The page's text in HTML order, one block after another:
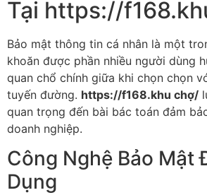
Tại https://
Bảo mật thông tin cá nhân là một
khoăn được phần nhiều người dùng
quan chổ chính giữa khi chọn chọn
tuyến đường. https://f168.khu chợ/
quan trọng đến bài bác toán đảm
doanh nghiệp.
Công Nghệ Bảo Mật
Dụng